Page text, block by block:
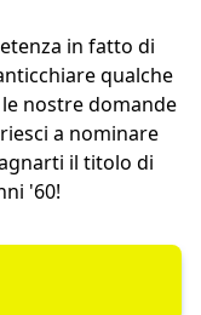
in fatto di
qualche
nostre domande
a nominare
il titolo di
'60!